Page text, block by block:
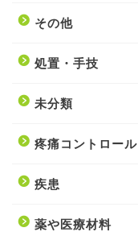
その他
処置・手技
未分類
疼痛コントロール
疾患
薬や医療材料